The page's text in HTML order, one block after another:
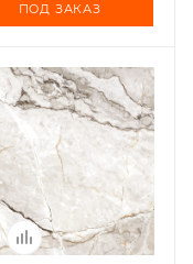
ПОД ЗАКАЗ